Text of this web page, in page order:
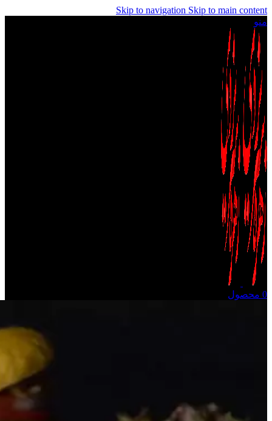
Skip to navigation Skip to main content
منو
0 محصول